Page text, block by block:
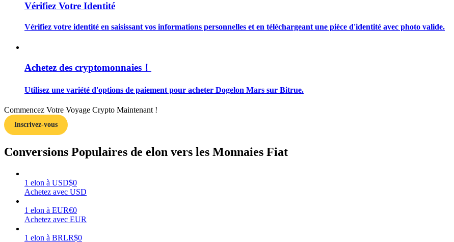
Guide
Stratégies de trading
Apprenez à rester rentable
Vérifiez Votre Identité
Vérifiez votre identité en saisissant vos informations personnelles et en téléchargeant une pièce d'identité avec photo valide.
Achetez des cryptomonnaies！
Utilisez une variété d'options de paiement pour acheter Dogelon Mars sur Bitrue.
Commencez Votre Voyage Crypto Maintenant !
Inscrivez-vous
Conversions Populaires de elon vers les Monnaies Fiat
1 elon à USD$0
Achetez avec USD
1 elon à EUR€0
Achetez avec EUR
1 elon à BRLR$0